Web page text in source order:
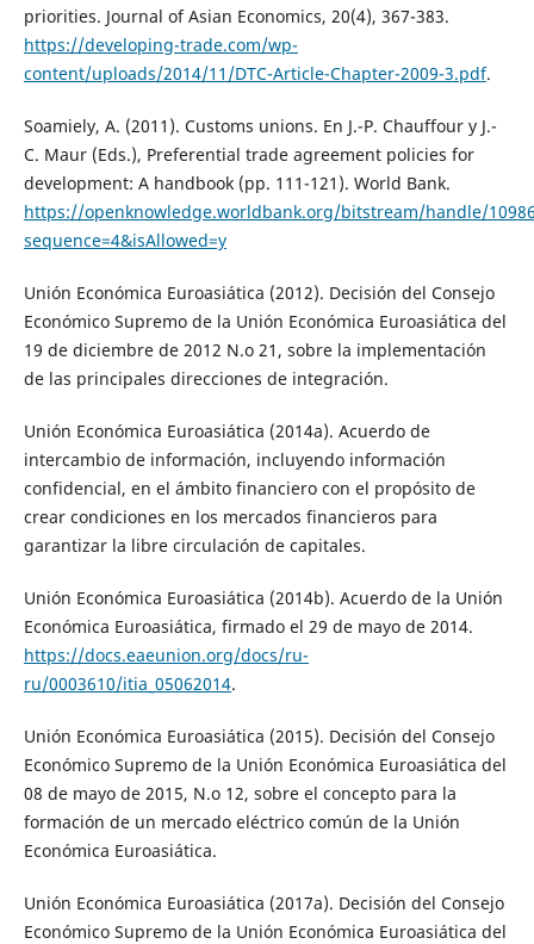
priorities. Journal of Asian Economics, 20(4), 367-383.
https://developing-trade.com/wp-
content/uploads/2014/11/DTC-Article-Chapter-2009-3.pdf.
Soamiely, A. (2011). Customs unions. En J.-P. Chauffour y J.-
C. Maur (Eds.), Preferential trade agreement policies for
development: A handbook (pp. 111-121). World Bank.
https://openknowledge.worldbank.org/bitstream/handle/
sequence=4&isAllowed=y
Unión Económica Euroasiática (2012). Decisión del Consejo
Económico Supremo de la Unión Económica Euroasiática del
19 de diciembre de 2012 N.o 21, sobre la implementación
de las principales direcciones de integración.
Unión Económica Euroasiática (2014a). Acuerdo de
intercambio de información, incluyendo información
confidencial, en el ámbito financiero con el propósito de
crear condiciones en los mercados financieros para
garantizar la libre circulación de capitales.
Unión Económica Euroasiática (2014b). Acuerdo de la Unión
Económica Euroasiática, firmado el 29 de mayo de 2014.
https://docs.eaeunion.org/docs/ru-
ru/0003610/itia_05062014.
Unión Económica Euroasiática (2015). Decisión del Consejo
Económico Supremo de la Unión Económica Euroasiática del
08 de mayo de 2015, N.o 12, sobre el concepto para la
formación de un mercado eléctrico común de la Unión
Económica Euroasiática.
Unión Económica Euroasiática (2017a). Decisión del Consejo
Económico Supremo de la Unión Económica Euroasiática del